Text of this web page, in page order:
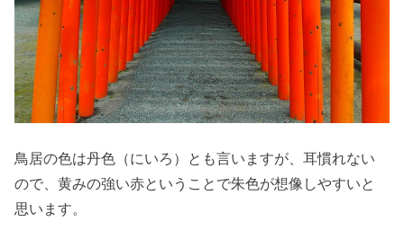
鳥居の色は丹色（にいろ）とも言いますが、耳慣れない
ので、黄みの強い赤ということで朱色が想像しやすいと
思います。